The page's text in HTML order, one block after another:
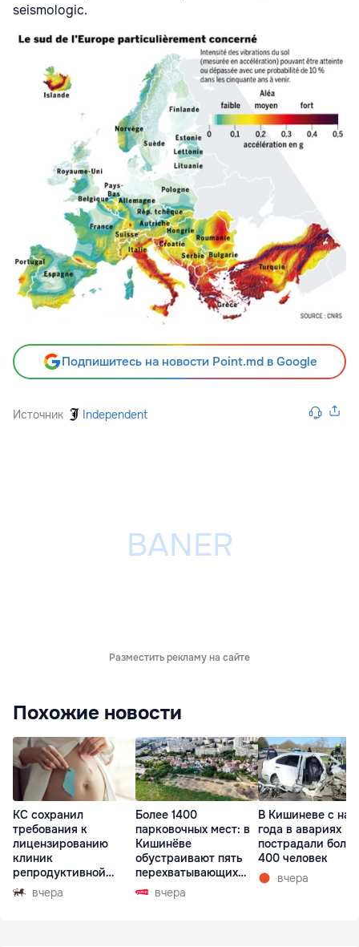
seismologic.
Подпишитесь на новости Point.md в Google
Источник Independent
Разместить рекламу на сайте
Похожие новости
КС сохранил
требования к
лицензированию
клиник
репродуктивной
медицины
вчера
Более 1400
парковочных мест: в
Кишинёве
обустраивают пять
перехватывающих
парковок
вчера
В Кишиневе с
года в авариях
пострадали более
400 человек
вчера